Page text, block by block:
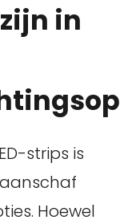
in
strips is
Hoewel